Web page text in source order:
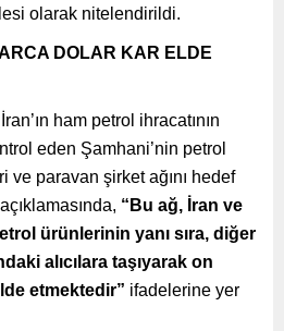
olarak nitelendirildi.
DOLAR KAR ELDE
ham petrol ihracatının
eden Şamhani’nin petrol
ve paravan şirket ağını hedef
“Bu ağ, İran ve
ürünlerinin yanı sıra, diğer
alıcılara taşıyarak on
etmektedir” ifadelerine yer